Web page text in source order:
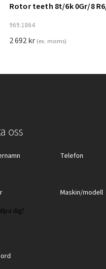
Lägg till i varukorg
Rotor teeth 8t/6k 0Gr/8
969.1864
2 692kr (ex. moms)
oss